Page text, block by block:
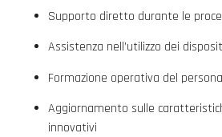
Supporto diretto durante le
Assistenza nell’utilizzo dei
Formazione operativa del
Aggiornamento sulle
innovativi